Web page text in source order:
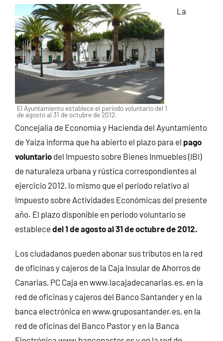
El Ayuntamiento establece el periodo voluntario del 1
de agosto al 31 de octubre de 2012.
La
Concejalía de Economía y Hacienda del Ayuntamiento
de Yaiza informa que ha abierto el plazo para el pago
voluntariodel Impuesto sobre Bienes Inmuebles (IBI)
de naturaleza urbana y rústica correspondientes al
ejercicio 2012, lo mismo que el periodo relativo al
Impuesto sobre Actividades Económicas del presente
año. El plazo disponible en periodo voluntario se
establece del 1 de agosto al 31 de octubre de 2012.
Los ciudadanos pueden abonar sus tributos en la red
de oficinas y cajeros de la Caja Insular de Ahorros de
Canarias, PC Caja en www.lacajadecanarias.es, en la
red de oficinas y cajeros del Banco Santander y en la
banca electrónica en www.gruposantander.es, en la
red de oficinas del Banco Pastor y en la Banca